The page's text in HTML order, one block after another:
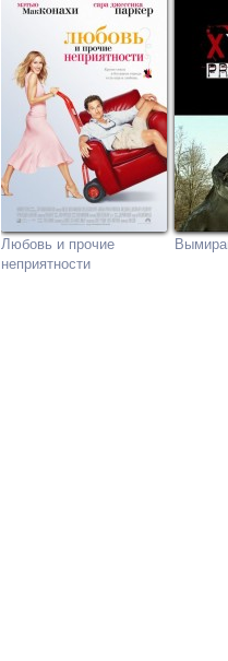
Любовь и прочие
неприятности